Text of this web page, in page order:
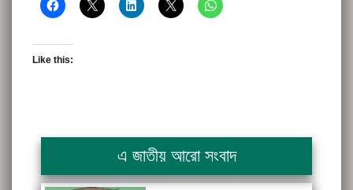
Like this:
এ জাতীয় আরো সংবাদ